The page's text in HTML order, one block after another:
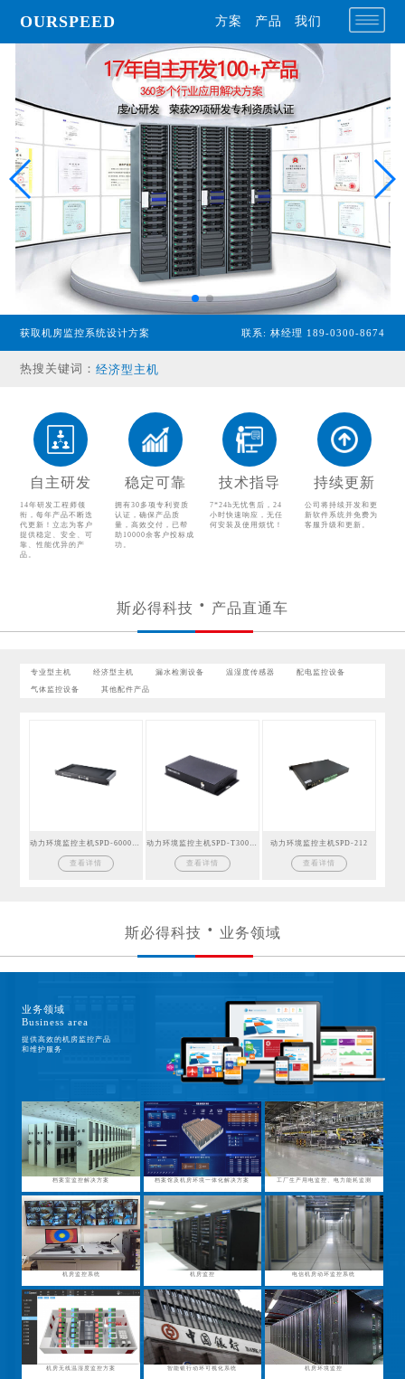
OURSPEED 方案 产品 我们
获取机房监控系统设计方案 联系: 林经理 189-0300-8674
热搜关键词：经济型主机
温湿度传感器
配电监控设备
气体监控设备
其他配件产品
自主研发
14年研发工程师领
衔，每年产品不断迭
代更新！立志为客户
提供稳定、安全、可
靠、性能优异的产
品。
稳定可靠
拥有30多项专利资质
认证，确保产品质
量，高效交付，已帮
助10000余客户投标成
功。
技术指导
7*24h无忧售后，24
小时快速响应，无任
何安装及使用烦忧！
持续更新
公司将持续开发和更
新软件系统并免费为
客服升级和更新。
斯必得科技 产品直通车
专业型主机 经济型主机 漏水检测设备 温湿度传感器 配电监控设备
气体监控设备 其他配件产品
查看详情 查看详情
动力环境监控主机SPD-212
查看详情
斯必得科技 业务领域
业务领域
Business area
提供高效的机房监控产品
和维护服务
档案室监控解决方案 档案馆及机房环境一体化解决方案 工厂生产用电监控、电力能耗监测
机房监控系统 机房监控 电信机房动环监控系统
机房无线温湿度监控方案 智能银行动环可视化系统 机房环境监控